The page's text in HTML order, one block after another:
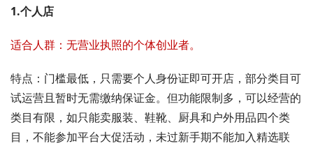
1.个人店
适合人群：无营业执照的个体创业者。
特点：门槛最低，只需要个人身份证即可开店，部分类目可
试运营且暂时无需缴纳保证金。但功能限制多，可以经营的
类目有限，如只能卖服装、鞋靴、厨具和户外用品四个类
目，不能参加平台大促活动，未过新手期不能加入精选联